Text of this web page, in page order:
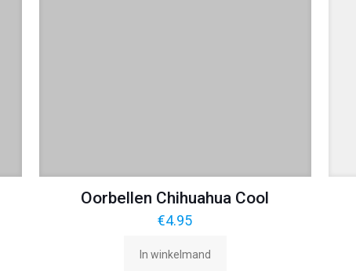
Oorbellen Chihuahua Cool
€4.95
In winkelmand